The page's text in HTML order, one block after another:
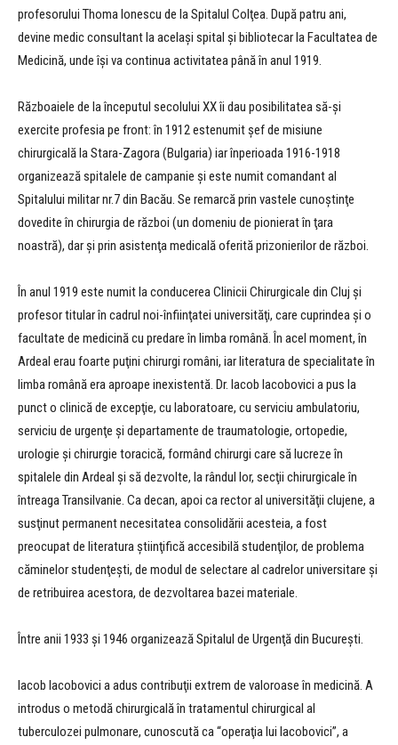
profesorului Thoma Ionescu de la Spitalul Colţea. După patru ani,
devine medic consultant la acelaşi spital şi bibliotecar la Facultatea de
Medicină, unde îşi va continua activitatea până în anul 1919.
Războaiele de la începutul secolului XX îi dau posibilitatea să-și
exercite profesia pe front: în 1912 estenumit şef de misiune
chirurgicală la Stara-Zagora (Bulgaria) iar înperioada 1916-1918
organizează spitalele de campanie şi este numit comandant al
Spitalului militar nr.7 din Bacău. Se remarcă prin vastele cunoştinţe
dovedite în chirurgia de război (un domeniu de pionierat în ţara
noastră), dar și prin asistenţa medicală oferită prizonierilor de război.
În anul 1919 este numit la conducerea Clinicii Chirurgicale din Cluj şi
profesor titular în cadrul noi-înfiinţatei universităţi, care cuprindea şi o
facultate de medicină cu predare în limba română. În acel moment, în
Ardeal erau foarte puţini chirurgi români, iar literatura de specialitate în
limba română era aproape inexistentă. Dr. Iacob Iacobovici a pus la
punct o clinică de excepţie, cu laboratoare, cu serviciu ambulatoriu,
serviciu de urgenţe şi departamente de traumatologie, ortopedie,
urologie şi chirurgie toracică, formând chirurgi care să lucreze în
spitalele din Ardeal şi să dezvolte, la rândul lor, secţii chirurgicale în
întreaga Transilvanie. Ca decan, apoi ca rector al universităţii clujene, a
susţinut permanent necesitatea consolidării acesteia, a fost
preocupat de literatura ştiinţifică accesibilă studenţilor, de problema
căminelor studenţeşti, de modul de selectare al cadrelor universitare şi
de retribuirea acestora, de dezvoltarea bazei materiale.
Între anii 1933 şi 1946 organizează Spitalul de Urgenţă din Bucureşti.
Iacob Iacobovici a adus contribuţii extrem de valoroase în medicină. A
introdus o metodă chirurgicală în tratamentul chirurgical al
tuberculozei pulmonare, cunoscută ca “operaţia lui Iacobovici”, a